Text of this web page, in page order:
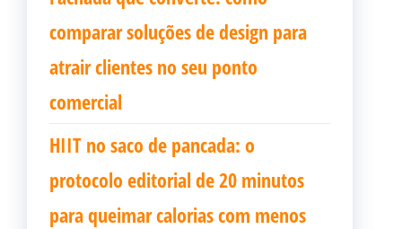
comparar soluções de design para
atrair clientes no seu ponto
comercial
HIIT no saco de pancada: o
protocolo editorial de 20 minutos
para queimar calorias com menos